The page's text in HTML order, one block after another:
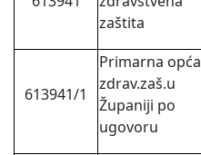
zaštita
613941/1
Primarna opća
zdrav.zaš.u
Županiji po
ugovoru